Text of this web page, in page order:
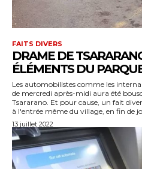
FAITS DIVERS
DRAME DE
ÉLÉMENTS DU
Les automobilistes comme les
de mercredi après-midi aura été
Tsararano. Et pour cause, un fait
à l'entrée même du village, en fin de
13 juillet 2022